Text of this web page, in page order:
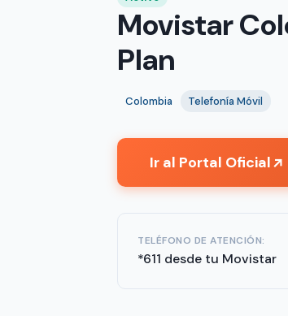
Movistar
Plan
Colombia Telefonía Móvil
Ir al Portal Oficial↗
TELÉFONO DE ATENCIÓN:
*611 desde tu Movistar